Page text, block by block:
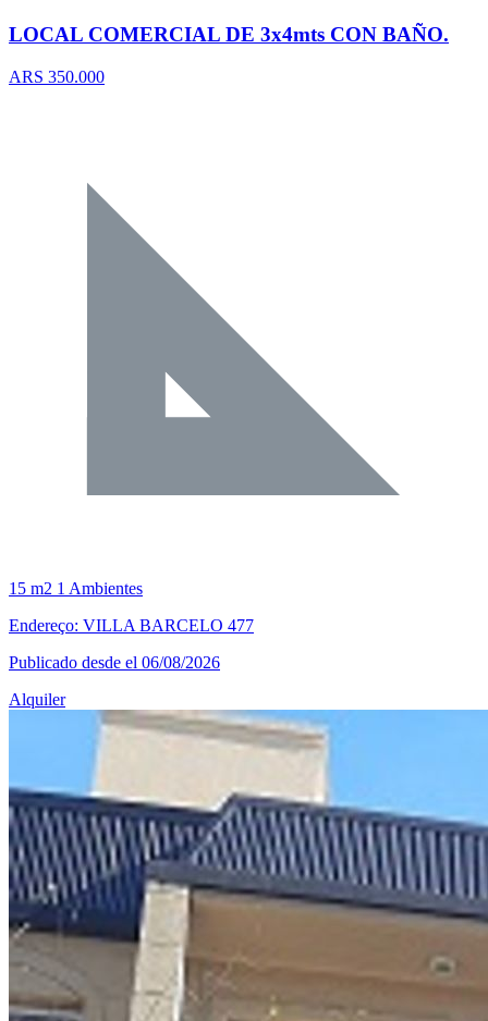
LOCAL COMERCIAL DE 3x4mts CON BAÑO.
ARS 350.000
15 m2 1 Ambientes
Endereço: VILLA BARCELO 477
Publicado desde el 06/08/2026
Alquiler